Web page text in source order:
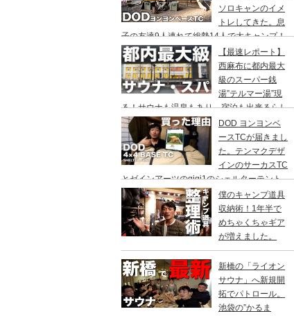
ソロキャンのイメ
トレしてきた。息
子の友達9人連れて総勢14人で大キャンプ！
めちゃくちゃ疲れたぞ。
【最速レポート】
西麻布に都内最大
級のスーパー銭
湯”テルマー湯”現
る！サウナも温泉もあり、宿泊も出来るらし
い♪
DOD ヨンヨンベ
ースTCが届きまし
た。テンマクデザ
インのサーカスTC
とゼインアーツのgigi1のシェルターテント
と比較検討をし、購入に至った理由。
僕のキャンプ道具
収納術！1年半で
めちゃくちゃギア
が増えました。
新橋の「ライオン
サウナ」へ新規開
拓でパトロール。
池袋の”かるま